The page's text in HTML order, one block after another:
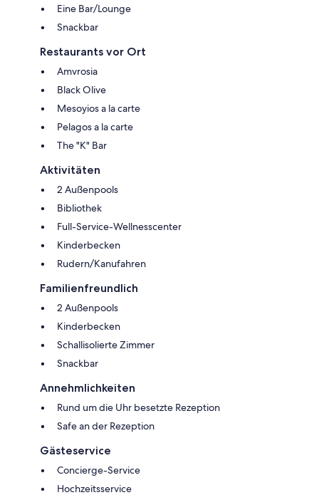
Eine Bar/Lounge
Snackbar
Restaurants vor Ort
Amvrosia
Black Olive
Mesoyios a la carte
Pelagos a la carte
The "K" Bar
Aktivitäten
2 Außenpools
Bibliothek
Full-Service-Wellnesscenter
Kinderbecken
Rudern/Kanufahren
Familienfreundlich
2 Außenpools
Kinderbecken
Schallisolierte Zimmer
Snackbar
Annehmlichkeiten
Rund um die Uhr besetzte Rezeption
Safe an der Rezeption
Gästeservice
Concierge-Service
Hochzeitsservice